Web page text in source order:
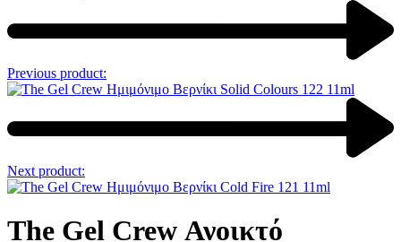
Previous product:
Next product:
The Gel Crew Ανοικτό